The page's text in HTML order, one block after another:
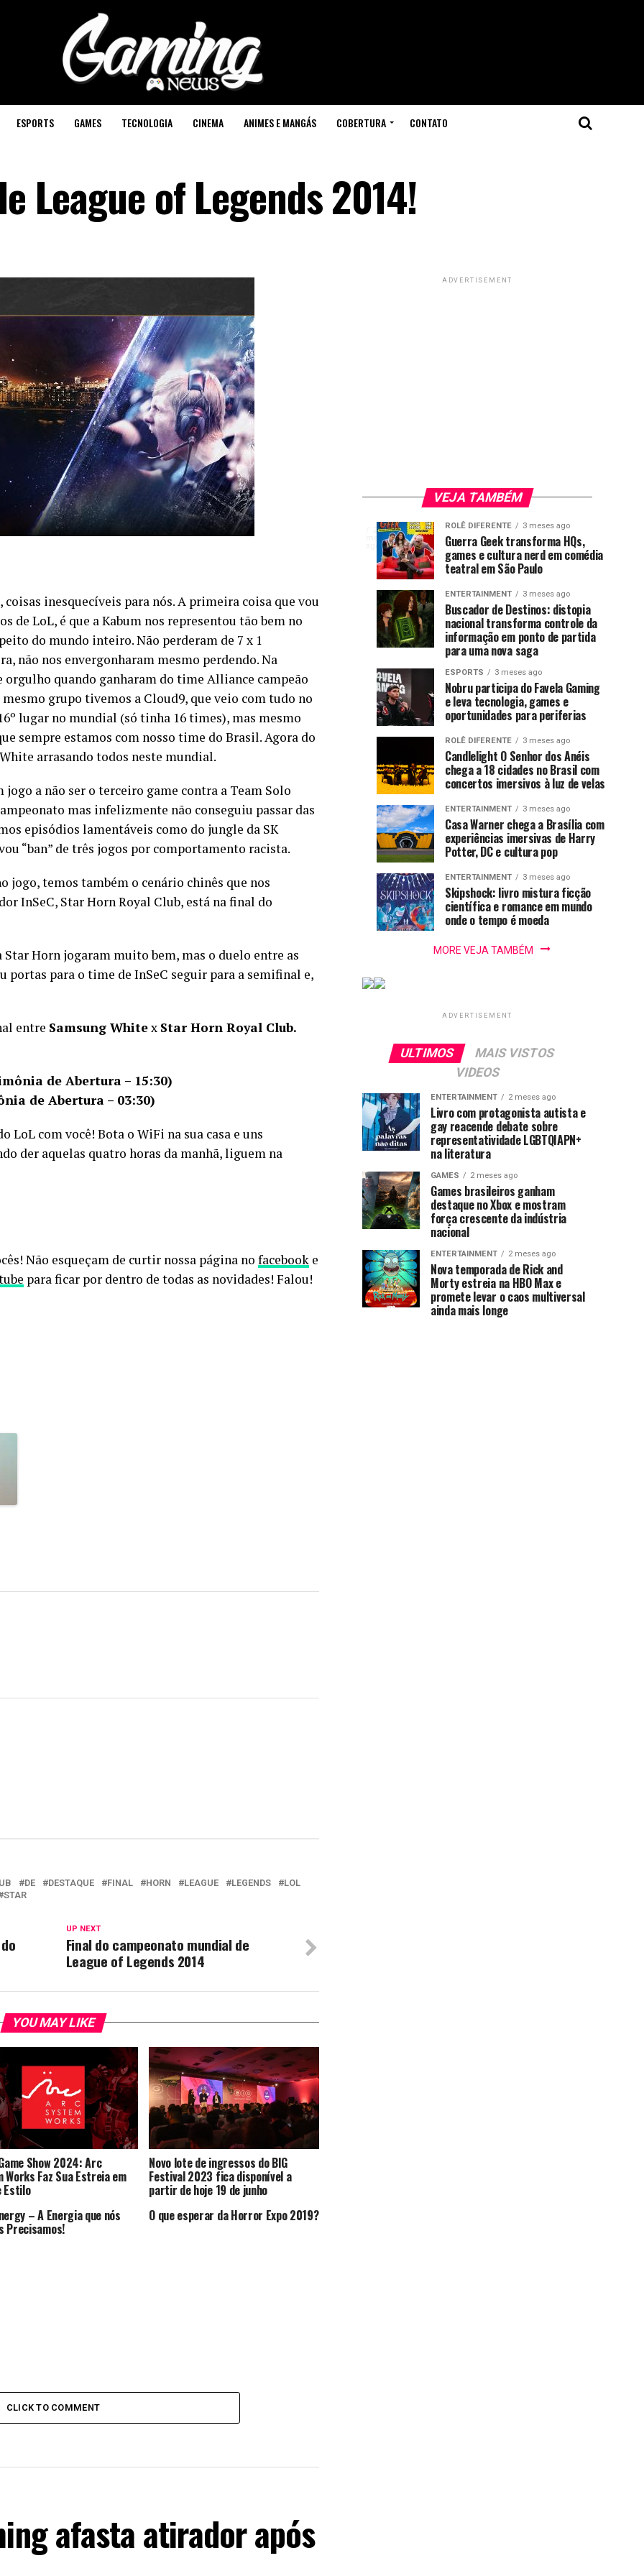
ESPORTS GAMES TECNOLOGIA CINEMA ANIMES E MANGÁS COBERTURA CONTATO
League of Legends 2014!
inesquecíveis para nós. A primeira coisa que vou
de LoL, é que a Kabum nos representou tão bem no
do mundo inteiro. Não perderam de 7 x 1
não nos envergonharam mesmo perdendo. Na
orgulho quando ganharam do time Alliance campeão
grupo tivemos a Cloud9, que veio com tudo no
lugar no mundial (só tinha 16 times), mas mesmo
sempre estamos com nosso time do Brasil. Agora do
arrasando todos neste mundial.
a não ser o terceiro game contra a Team Solo
mas infelizmente não conseguiu passar das
episódios lamentáveis como do jungle da SK
“ban” de três jogos por comportamento racista.
jogo, temos também o cenário chinês que nos
InSeC, Star Horn Royal Club, está na final do
Star Horn jogaram muito bem, mas o duelo entre as
portas para o time de InSeC seguir para a semifinal e,
entre Samsung Whitex Star Horn Royal Club.
de Abertura – 15:30)
de Abertura – 03:30)
LoL com você! Bota o WiFi na sua casa e uns
der aquelas quatro horas da manhã, liguem na
Não esqueçam de curtir nossa página no facebook e
para ficar por dentro de todas as novidades! Falou!
DE DESTAQUE FINAL HORN LEAGUE LEGENDS
LOL
STAR
UP NEXT
Final do campeonato mundial de
League of Legends 2014
YOU MAY LIKE
Show 2024: Arc
Works Faz Sua Estreia em
Estilo
Novo lote de ingressos do BIG
Festival 2023 fica disponível a
partir de hoje 19 de junho
– A Energia que nós
Precisamos!
O que esperar da Horror Expo 2019?
CLICK TO COMMENT
afasta atirador após
ADVERTISEMENT
VEJA TAMBÉM
ENTERTAINMENT
2
meses
Livro
com
protagonista
autista
gay
reacende
debate
sobre
representatividade
LGBTQIAPN+
na
literatura
representatividade
LGBTQIAPN+
voltou
centro
das
discussões
nas
últimas
semanas
após
declarações
transfóbicas...
GAMES
meses
ago
Games
brasileiros
ganham
destaque
Xbox
força
crescente
indústria
ENTERTAINMENT
meses
ago
Nova
temporada
Rick
and
Morty
estreia
HBO
Max
promete
caos
multiversal
ainda
mais
longe
ROLÊ DIFERENTE 3 meses ago
Guerra Geek transforma HQs,
games e cultura nerd em comédia
teatral em São Paulo
ENTERTAINMENT 3 meses ago
Buscador de Destinos: distopia
nacional transforma controle da
informação em ponto de partida
para uma nova saga
ESPORTS 3 meses ago
Nobru participa do Favela Gaming
e leva tecnologia, games e
oportunidades para periferias
ROLÊ DIFERENTE 3 meses ago
Candlelight O Senhor dos Anéis
chega a 18 cidades no Brasil com
concertos imersivos à luz de velas
ENTERTAINMENT 3 meses ago
Casa Warner chega a Brasília com
experiências imersivas de Harry
Potter, DC e cultura pop
ENTERTAINMENT 3 meses ago
Skipshock: livro mistura ficção
científica e romance em mundo
onde o tempo é moeda
MORE VEJA TAMBÉM
ADVERTISEMENT
ULTIMOS
MAIS VISTOS
VIDEOS
ENTERTAINMENT 2 meses ago
Livro com protagonista autista e
gay reacende debate sobre
representatividade LGBTQIAPN+
na literatura
GAMES 2 meses ago
Games brasileiros ganham
destaque no Xbox e mostram
força crescente da indústria
nacional
ENTERTAINMENT 2 meses ago
Nova temporada de Rick and
Morty estreia na HBO Max e
promete levar o caos multiversal
ainda mais longe